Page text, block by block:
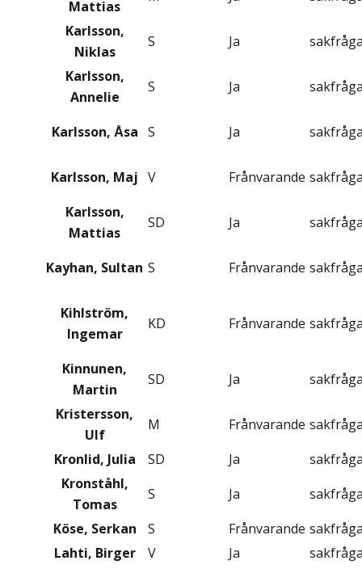
Mattias
Karlsson,
Niklas
S Ja
Karlsson,
Annelie
S Ja
Karlsson, Åsa S Ja
Karlsson, Maj V Frånvarande
Karlsson,
Mattias
SD Ja
Kayhan, Sultan S Frånvarande
Kihlström,
Ingemar
KD Frånvarande
Kinnunen,
Martin
SD Ja
Kristersson,
Ulf
M Frånvarande
Kronlid, Julia
SD Ja
Kronståhl,
Tomas
S Ja
Köse, Serkan
S Frånvarande
Lahti, Birger
V Ja